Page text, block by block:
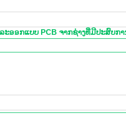
ະອອກແບບ PCB ຈາກຊ່າງທີ່ມີປະສົບກ